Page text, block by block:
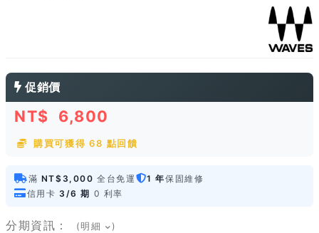
促銷價
NT$ 6,800
購買可獲得 68 點回饋
滿 NT$3,000 全台免運 1 年保固維修
信用卡 3/6 期 0 利率
分期資訊： (明細 )